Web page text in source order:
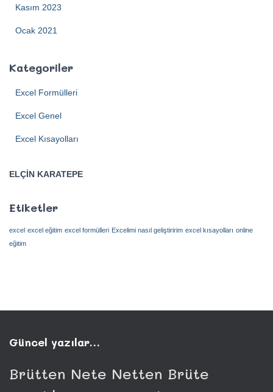
Kasım 2023
Ocak 2021
Kategoriler
Excel Formülleri
Excel Genel
Excel Kısayolları
ELÇİN KARATEPE
Etiketler
excel excel eğitim excel formülleri Excelimi nasıl geliştiririm excel kısayolları online
eğitim
Güncel yazılar…
Brütten Nete Netten Brüte